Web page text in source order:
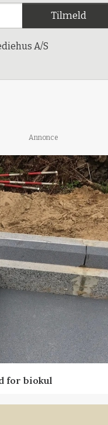
Tilmeld
A/S
Annonce
for biokul